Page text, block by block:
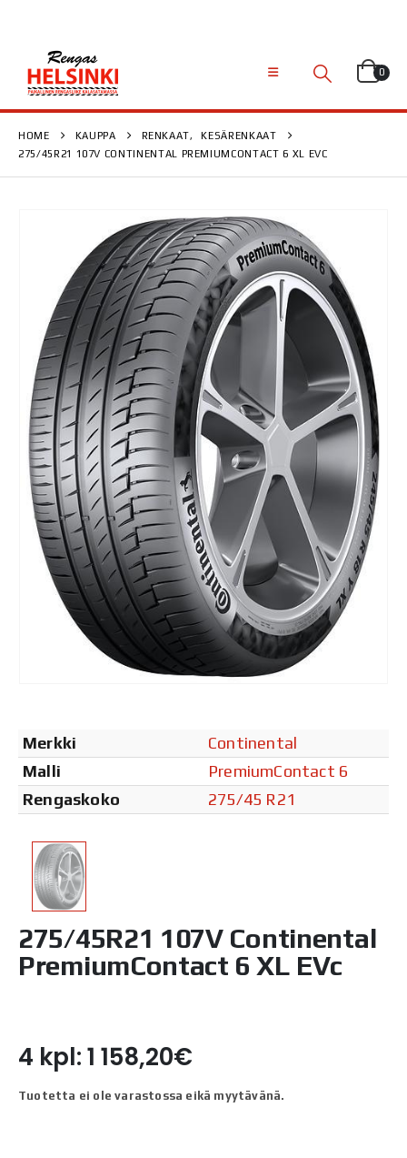
0
HOME KAUPPA RENKAAT,
KESÄRENKAAT
275/45R21 107V CONTINENTAL PREMIUMCONTACT 6 XL EVC
Merkki
Continental
Malli
PremiumContact 6
Rengaskoko
275/45 R21
275/45R21 107V Continental
PremiumContact 6 XL EVc
4 kpl: 1 158,20€
Tuotetta ei ole varastossa eikä myytävänä.